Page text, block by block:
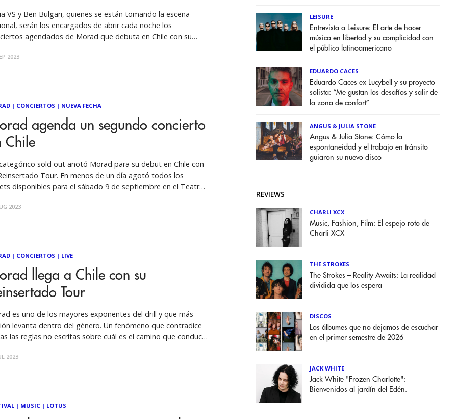
VS y Ben Bulgari, quienes se están tomando la escena
serán los encargados de abrir cada noche los
agendados de Morad que debuta en Chile con su
que más pasión levanta dentro del género. Un
2023
| CONCIERTOS | NUEVA FECHA
agenda un segundo concierto
Chile
sold out anotó Morad para su debut en Chile con
Tour. En menos de un día agotó todos los
disponibles para el sábado 9 de septiembre en el Teatro
del drill agenda una
2023
| CONCIERTOS | LIVE
llega a Chile con su
Tour
es uno de los mayores exponentes del drill y que más
levanta dentro del género. Un fenómeno que contradice
las reglas no escritas sobre cuál es el camino que conduce
del drill al
2023
| MUSIC| LOTUS
LEISURE
Entrevista a Leisure: El arte de hacer
música en libertad y su complicidad con
el público latinoamericano
EDUARDO CACES
Eduardo Caces ex Lucybell y su proyecto
solista: “Me gustan los desafíos y salir de
la zona de confort”
ANGUS & JULIA STONE
Angus & Julia Stone: Cómo la
espontaneidad y el trabajo en tránsito
guiaron su nuevo disco
REVIEWS
CHARLI XCX
Music, Fashion, Film: El espejo roto de
Charli XCX
THE STROKES
The Strokes – Reality Awaits: La realidad
dividida que los espera
DISCOS
Los álbumes que no dejamos de escuchar
en el primer semestre de 2026
JACK WHITE
Jack White "Frozen Charlotte":
Bienvenidos al jardín del Edén.